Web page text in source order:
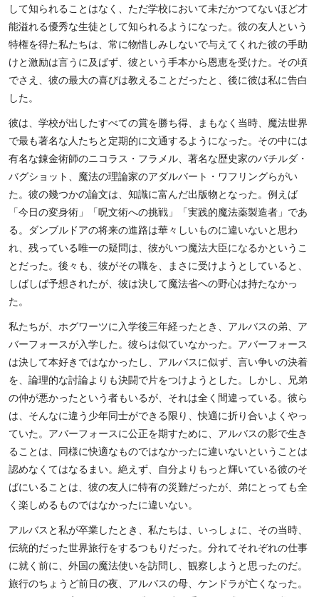
して知られることはなく、ただ学校において未だかつてないほど才
能溢れる優秀な生徒として知られるようになった。彼の友人という
特権を得た私たちは、常に物惜しみしないで与えてくれた彼の手助
けと激励は言うに及ばず、彼という手本から恩恵を受けた。その頃
でさえ、彼の最大の喜びは教えることだったと、後に彼は私に告白
した。
彼は、学校が出したすべての賞を勝ち得、まもなく当時、魔法世界
で最も著名な人たちと定期的に文通するようになった。その中には
有名な錬金術師のニコラス・フラメル、著名な歴史家のバチルダ・
バグショット、魔法の理論家のアダルバート・ワフリングらがい
た。彼の幾つかの論文は、知識に富んだ出版物となった。例えば
「今日の変身術」「呪文術への挑戦」「実践的魔法薬製造者」であ
る。ダンブルドアの将来の進路は華々しいものに違いないと思わ
れ、残っている唯一の疑問は、彼がいつ魔法大臣になるかというこ
とだった。後々も、彼がその職を、まさに受けようとしていると、
しばしば予想されたが、彼は決して魔法省への野心は持たなかっ
た。
私たちが、ホグワーツに入学後三年経ったとき、アルバスの弟、ア
バーフォースが入学した。彼らは似ていなかった。アバーフォース
は決して本好きではなかったし、アルバスに似ず、言い争いの決着
を、論理的な討論よりも決闘で片をつけようとした。しかし、兄弟
の仲が悪かったという者もいるが、それは全く間違っている。彼ら
は、そんなに違う少年同士ができる限り、快適に折り合いよくやっ
ていた。アバーフォースに公正を期すために、アルバスの影で生き
ることは、同様に快適なものではなかったに違いないということは
認めなくてはなるまい。絶えず、自分よりもっと輝いている彼のそ
ばにいることは、彼の友人に特有の災難だったが、弟にとっても全
く楽しめるものではなかったに違いない。
アルバスと私が卒業したとき、私たちは、いっしょに、その当時、
伝統的だった世界旅行をするつもりだった。分れてそれぞれの仕事
に就く前に、外国の魔法使いを訪問し、観察しようと思ったのだ。
旅行のちょうど前日の夜、アルバスの母、ケンドラが亡くなった。